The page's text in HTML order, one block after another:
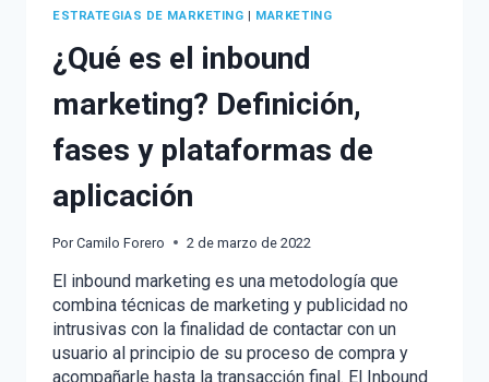
ESTRATEGIAS DE MARKETING | MARKETING
¿Qué es el inbound
marketing? Definición,
fases y plataformas de
aplicación
Por Camilo Forero 2 de marzo de 2022
El inbound marketing es una metodología que
combina técnicas de marketing y publicidad no
intrusivas con la finalidad de contactar con un
usuario al principio de su proceso de compra y
acompañarle hasta la transacción final. El Inbound